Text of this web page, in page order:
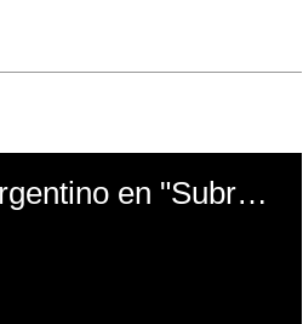
El mal momento de Yanina Gasañol con un hincha argentino en "Subrayado"